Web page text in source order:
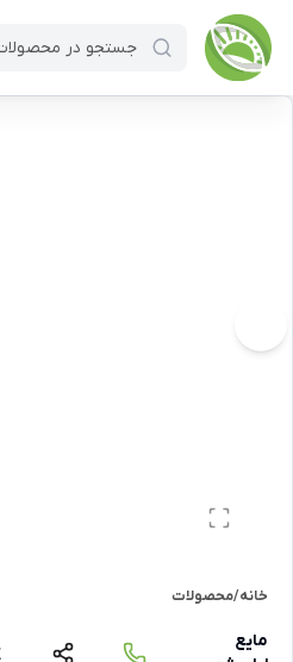
خانه/محصولات
مایع